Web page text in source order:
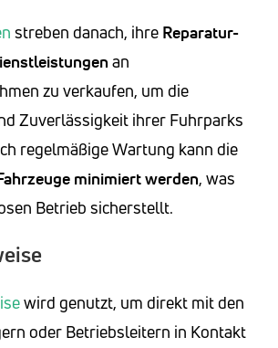
streben danach, ihre Reparatur-
an
zu verkaufen, um die
Zuverlässigkeit ihrer Fuhrparks
regelmäßige Wartung kann die
minimiert werden, was
Betrieb sicherstellt.
wird genutzt, um direkt mit den
oder Betriebsleitern in Kontakt